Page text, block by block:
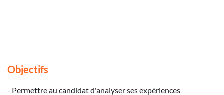
Objectifs
- Permettre au candidat d'analyser ses expériences